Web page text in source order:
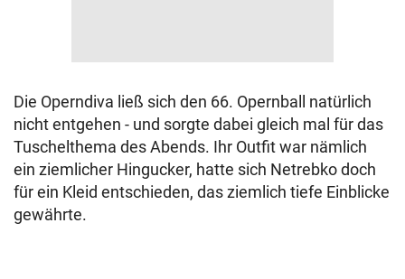
Die Operndiva ließ sich den 66. Opernball natürlich
nicht entgehen - und sorgte dabei gleich mal für das
Tuschelthema des Abends. Ihr Outfit war nämlich
ein ziemlicher Hingucker, hatte sich Netrebko doch
für ein Kleid entschieden, das ziemlich tiefe Einblicke
gewährte.